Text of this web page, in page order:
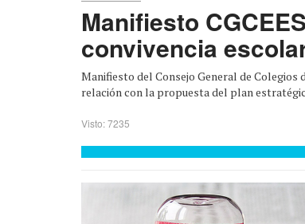
Manifiesto
convivencia
Manifiesto del Consejo General de Colegios
relación con la propuesta del plan
Visto: 7235